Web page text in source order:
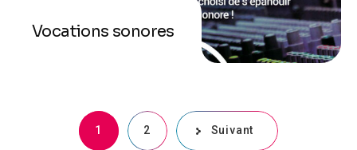
Vocations sonores
1 2 Suivant